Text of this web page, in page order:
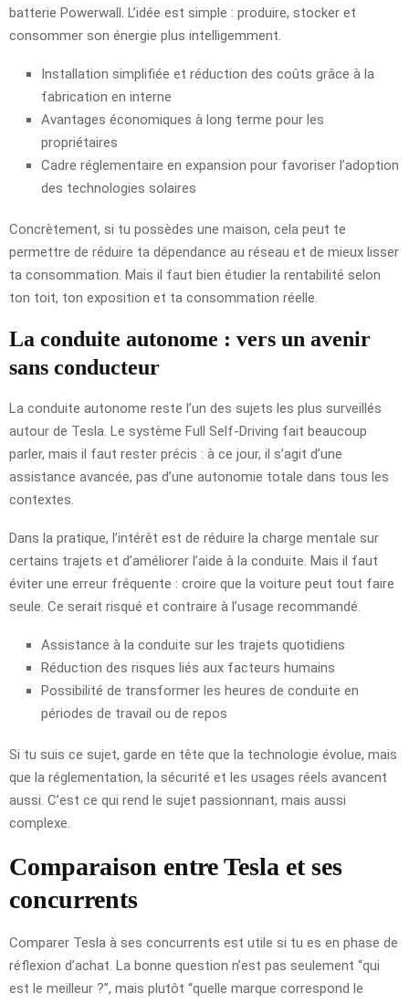
batterie Powerwall. L’idée est simple : produire, stocker et
consommer son énergie plus intelligemment.
Installation simplifiée et réduction des coûts grâce à la
fabrication en interne
Avantages économiques à long terme pour les
propriétaires
Cadre réglementaire en expansion pour favoriser l’adoption
des technologies solaires
Concrètement, si tu possèdes une maison, cela peut te
permettre de réduire ta dépendance au réseau et de mieux lisser
ta consommation. Mais il faut bien étudier la rentabilité selon
ton toit, ton exposition et ta consommation réelle.
La conduite autonome : vers un avenir
sans conducteur
La conduite autonome reste l’un des sujets les plus surveillés
autour de Tesla. Le système Full Self-Driving fait beaucoup
parler, mais il faut rester précis : à ce jour, il s’agit d’une
assistance avancée, pas d’une autonomie totale dans tous les
contextes.
Dans la pratique, l’intérêt est de réduire la charge mentale sur
certains trajets et d’améliorer l’aide à la conduite. Mais il faut
éviter une erreur fréquente : croire que la voiture peut tout faire
seule. Ce serait risqué et contraire à l’usage recommandé.
Assistance à la conduite sur les trajets quotidiens
Réduction des risques liés aux facteurs humains
Possibilité de transformer les heures de conduite en
périodes de travail ou de repos
Si tu suis ce sujet, garde en tête que la technologie évolue, mais
que la réglementation, la sécurité et les usages réels avancent
aussi. C’est ce qui rend le sujet passionnant, mais aussi
complexe.
Comparaison entre Tesla et ses
concurrents
Comparer Tesla à ses concurrents est utile si tu es en phase de
réflexion d’achat. La bonne question n’est pas seulement “qui
est le meilleur ?”, mais plutôt “quelle marque correspond le